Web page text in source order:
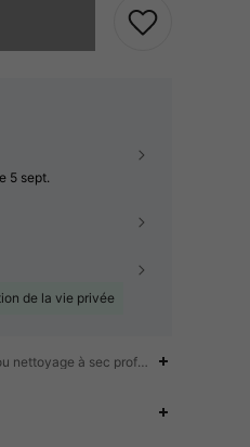
5 sept.
de la vie privée
nettoyage à sec professionnel,Soirée